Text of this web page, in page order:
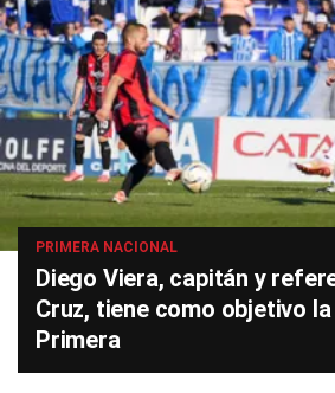
PRIMERA NACIONAL
Diego Viera, capitán y
Cruz, tiene como objetivo
Primera